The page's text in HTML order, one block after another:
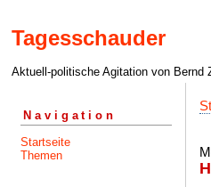
Tagesschauder
Aktuell-politische Agitation von Bernd
Navigation
Startseite
Themen